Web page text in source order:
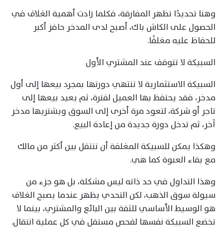
وهنا تحديدًا تظهر المفارقة، فكلما زادت أهمية الغلاف في
الحصول على الكاش باك، أصبح لدى المدخر حافز أكبر
للحفاظ عليه مغلقًا.
السبيكة لا تتوقف عند المشتري الأول
السبيكة الاستثمارية لا تنتهي دورتها بمجرد بيعها إلى أول
مدخر، فقد يحتفظ بها العميل لفترة، ثم يعيد بيعها إلى
تاجر أو شركة، لتعود مرة أخرى إلى السوق ويشتريها مدخر
آخر، ثم تدخل دورة جديدة من إعادة البيع.
وهكذا يمكن للسبيكة المغلفة أن تنتقل بين أكثر من مالك
مع بقاء العبوة كما هي.
وهذا التداول في حد ذاته ليس مشكلة، بل هو جزء من
سيولة سوق الذهب، لكن التحدي يظهر عندما يصبح الغلاف
هو الوسيط الأساسي للثقة بين البائع والمشتري، بينما لا
تخضع السبيكة نفسها لفحص مستقل في كل عملية انتقال.